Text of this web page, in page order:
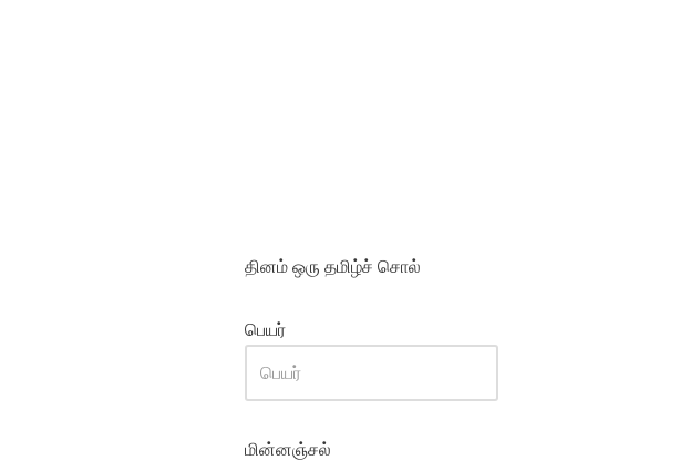
தினம் ஒரு தமிழ்ச் சொல்
பெயர்
மின்னஞ்சல்